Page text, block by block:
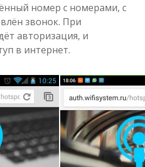
номер с номерами, с
звонок. При
авторизация, и
в интернет.